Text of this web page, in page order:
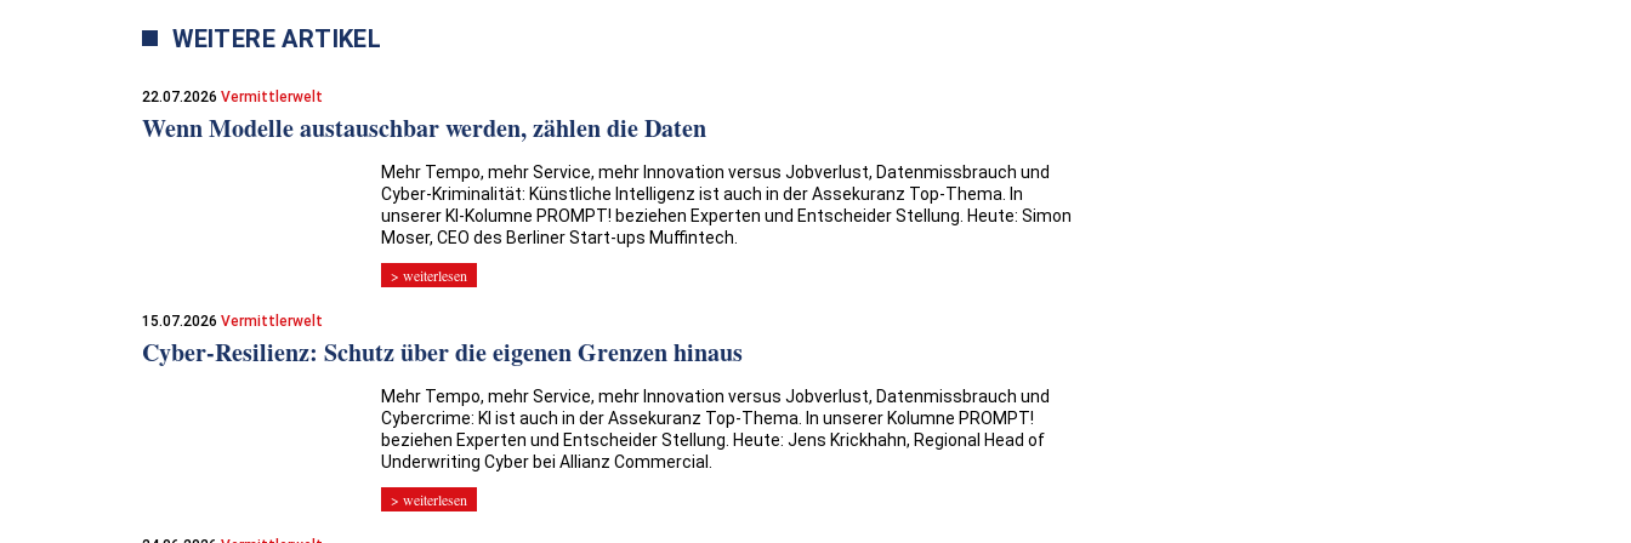
WEITERE ARTIKEL
22.07.2026 Vermittlerwelt
Wenn Modelle austauschbar werden, zählen die Daten
Mehr Tempo, mehr Service, mehr Innovation versus Jobverlust, Datenmissbrauch und
Cyber-Kriminalität: Künstliche Intelligenz ist auch in der Assekuranz Top-Thema. In
unserer KI-Kolumne PROMPT! beziehen Experten und Entscheider Stellung. ­­Heute: Simon
Moser, CEO des Berliner Start-ups Muffintech.
> weiterlesen
15.07.2026 Vermittlerwelt
Cyber-Resilienz: Schutz über die eigenen Grenzen hinaus
Mehr Tempo, mehr Service, mehr Innovation versus Jobverlust, Datenmissbrauch und
Cybercrime: KI ist auch in der Assekuranz Top-Thema. In unserer Kolumne PROMPT!
beziehen Experten und Entscheider Stellung. Heute: Jens Krickhahn, Regional Head of
Underwriting Cyber bei Allianz Commercial.
> weiterlesen